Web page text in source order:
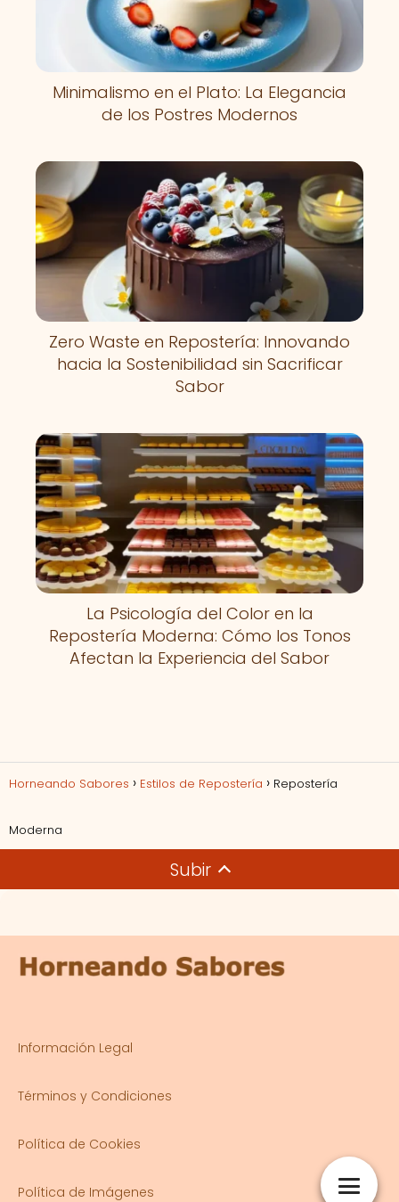
Minimalismo en el Plato: La Elegancia
de los Postres Modernos
Zero Waste en Repostería: Innovando
hacia la Sostenibilidad sin Sacrificar
Sabor
La Psicología del Color en la
Repostería Moderna: Cómo los Tonos
Afectan la Experiencia del Sabor
Horneando Sabores Estilos de Repostería Repostería
Moderna
Subir
Información Legal
Términos y Condiciones
Política de Cookies
Política de Imágenes